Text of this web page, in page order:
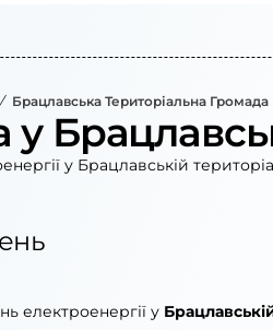
/ Брацлавська Територіальна Громада
у Брацлавській
електроенергії у